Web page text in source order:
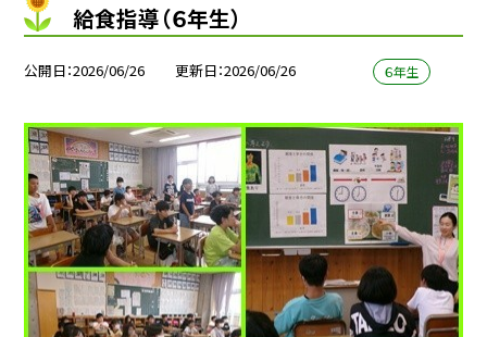
給食指導（６年生）
公開日 2026/06/26 更新日 2026/06/26 ６年生